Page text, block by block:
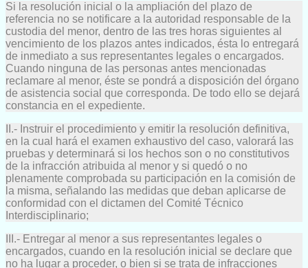
Si la resolución inicial o la ampliación del plazo de
referencia no se notificare a la autoridad responsable de la
custodia del menor, dentro de las tres horas siguientes al
vencimiento de los plazos antes indicados, ésta lo entregará
de inmediato a sus representantes legales o encargados.
Cuando ninguna de las personas antes mencionadas
reclamare al menor, éste se pondrá a disposición del órgano
de asistencia social que corresponda. De todo ello se dejará
constancia en el expediente.
II.- Instruir el procedimiento y emitir la resolución definitiva,
en la cual hará el examen exhaustivo del caso, valorará las
pruebas y determinará si los hechos son o no constitutivos
de la infracción atribuida al menor y si quedó o no
plenamente comprobada su participación en la comisión de
la misma, señalando las medidas que deban aplicarse de
conformidad con el dictamen del Comité Técnico
Interdisciplinario;
III.- Entregar al menor a sus representantes legales o
encargados, cuando en la resolución inicial se declare que
no ha lugar a proceder, o bien si se trata de infracciones